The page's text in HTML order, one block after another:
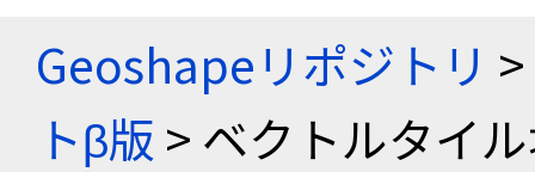
Geoshapeリポジトリ >
トβ版 > ベクトルタイ